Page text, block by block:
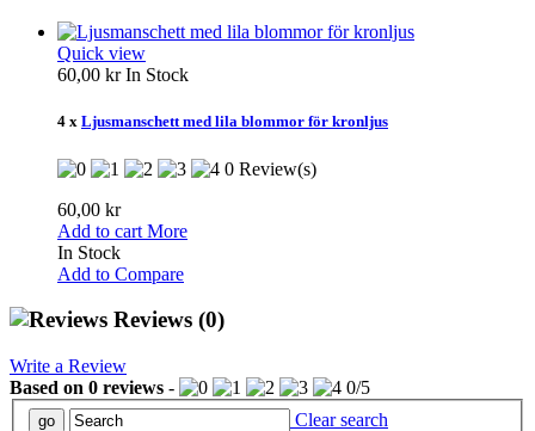
Quick view
60,00 krIn Stock
4 x Ljusmanschett med lila blommor för kronljus
0 Review(s)
60,00 kr
Add to cart More
In Stock
Add to Compare
Reviews (0)
Write a Review
Based on 0 reviews - 0/5
Clear search